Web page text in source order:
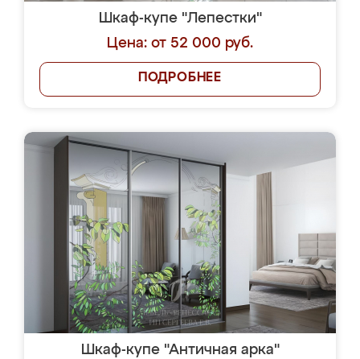
Шкаф-купе "Лепестки"
Цена: от 52 000 руб.
ПОДРОБНЕЕ
Шкаф-купе "Античная арка"